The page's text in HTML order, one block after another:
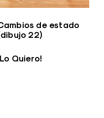
de estado
22)
Quiero!